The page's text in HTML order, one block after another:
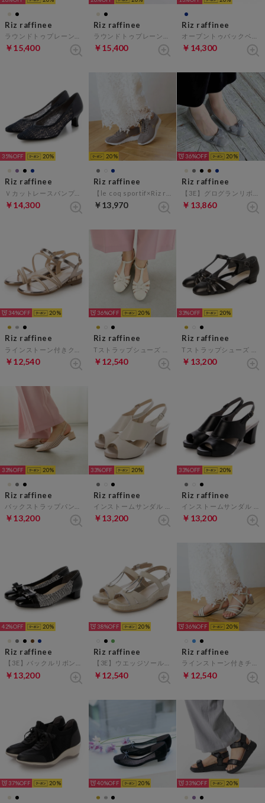
Riz raffinee
￥15,400
Riz raffinee
￥15,400
Riz raffinee
￥14,300
35% 20
Riz raffinee
￥14,300
20
Riz raffinee
￥13,970
36% 20
Riz raffinee
￥13,860
34% 20
Riz raffinee
￥12,540
36% 20
Riz raffinee
￥12,540
33% 20
Riz raffinee
￥13,200
33% 20
Riz raffinee
￥13,200
33% 20
Riz raffinee
￥13,200
33% 20
Riz raffinee
￥13,200
42% 20
Riz raffinee
￥13,200
38% 20
Riz raffinee
￥12,540
36% 20
Riz raffinee
￥12,540
37% 20 40% 20 33% 20